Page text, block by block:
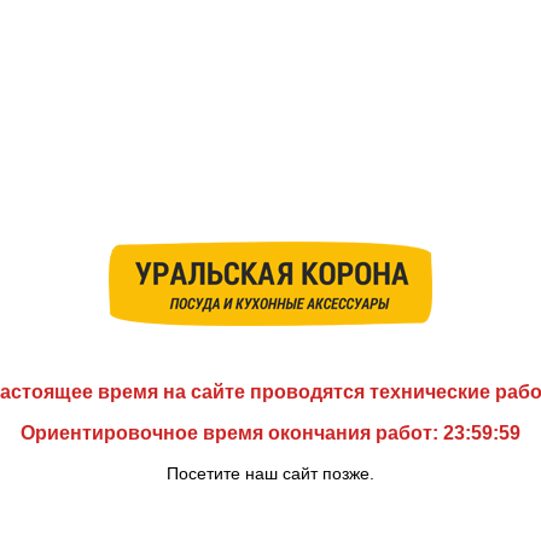
время на сайте проводятся технические
Ориентировочное время окончания работ: 23:59:59
Посетите наш сайт позже.